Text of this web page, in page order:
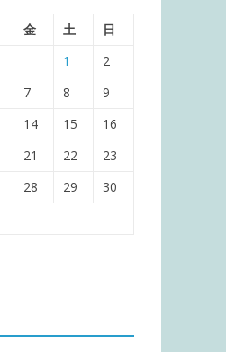
金 土
日
1
2
7 8
9
14 15
16
21 22
23
28 29
30